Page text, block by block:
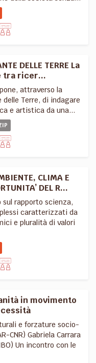
DELLE TERRE La
tra ricer...
attraverso la
Terre, di indagare
e artistica da una...
CLIMA E
DEL R...
rapporto scienza,
caratterizzati da
e pluralità di valori
in movimento
e forzature socio-
CNR) Gabriela Carrara
Un incontro con le